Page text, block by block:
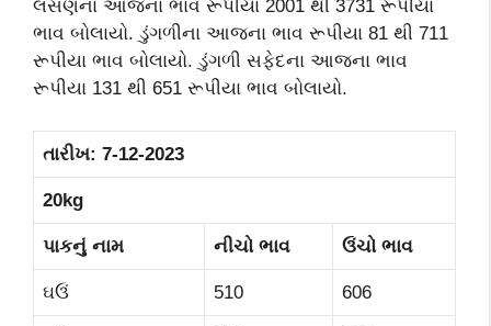
લસણના આજના ભાવ રૂપીયા 2001 થી 3731 રૂપીયા
ભાવ બોલાયો. ડુંગળીના આજના ભાવ રૂપીયા 81 થી 711
રૂપીયા ભાવ બોલાયો. ડુંગળી સફેદના આજના ભાવ
રૂપીયા 131 થી 651 રૂપીયા ભાવ બોલાયો.
તારીખ: 7-12-2023
20kg
પાકનું નામ નીચો ભાવ ઉંચો ભાવ
ઘઉં 510 606